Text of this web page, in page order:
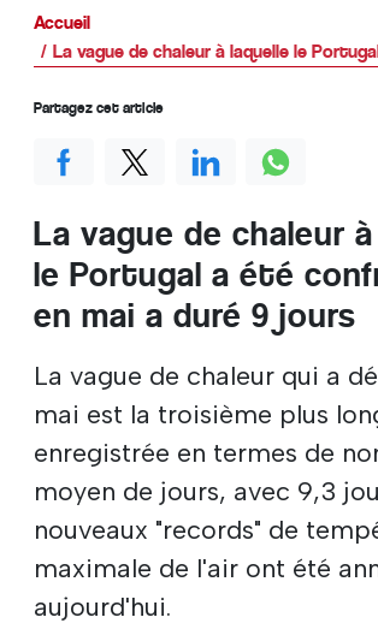
Accueil
La vague de chaleur à laquelle le
La vague de chaleur
le Portugal a été
en mai a duré 9 jours
La vague de chaleur qui a
mai est la troisième plus
enregistrée en termes de
moyen de jours, avec 9,3
nouveaux "records" de
maximale de l'air ont été
aujourd'hui.
Partagez cet article